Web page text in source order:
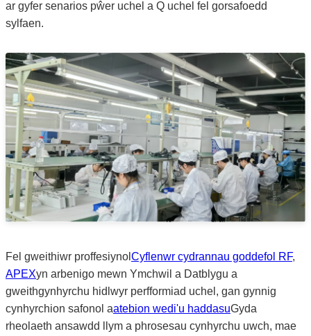
ar gyfer senarios pŵer uchel a Q uchel fel gorsafoedd
sylfaen.
Fel gweithiwr proffesiynol Cyflenwr cydrannau goddefol RF,
APEXyn arbenigo mewn Ymchwil a Datblygu a
gweithgynhyrchu hidlwyr perfformiad uchel, gan gynnig
cynhyrchion safonol aatebion wedi'u haddasuGyda
rheolaeth ansawdd llym a phrosesau cynhyrchu uwch, mae